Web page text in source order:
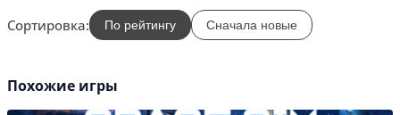
Сортировка: По рейтингу Сначала новые
Похожие игры